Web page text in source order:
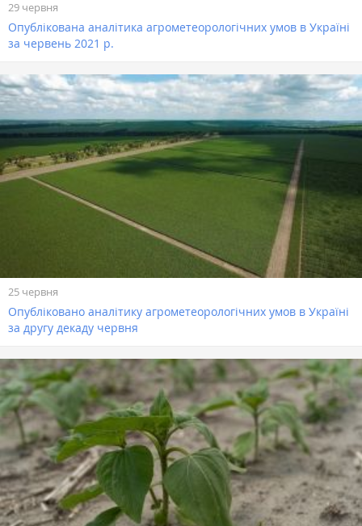
29 червня
Опублікована аналітика агрометеорологічних умов в Україні
за червень 2021 р.
25 червня
Опубліковано аналітику агрометеорологічних умов в Україні
за другу декаду червня